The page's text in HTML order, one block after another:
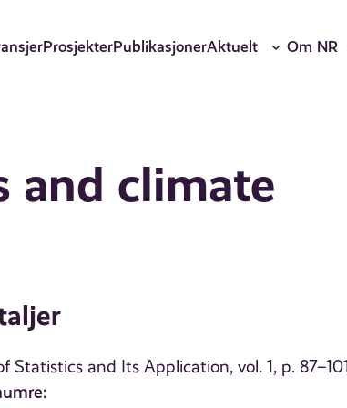
ProsjekterPublikasjonerAktuelt Om NR
and climate
Statistics and Its Application, vol. 1, p.